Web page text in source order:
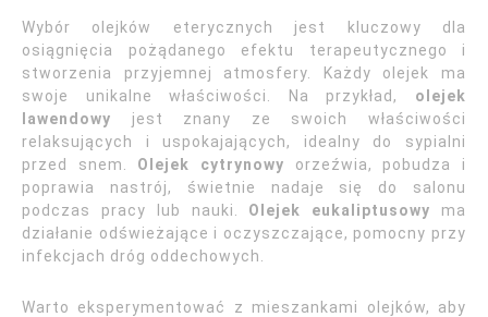
Wybór olejków eterycznych jest kluczowy dla
osiągnięcia pożądanego efektu terapeutycznego i
stworzenia przyjemnej atmosfery. Każdy olejek ma
swoje unikalne właściwości. Na przykład, olejek
lawendowy jest znany ze swoich właściwości
relaksujących i uspokajających, idealny do sypialni
przed snem. Olejek cytrynowy orzeźwia, pobudza i
poprawia nastrój, świetnie nadaje się do salonu
podczas pracy lub nauki. Olejek eukaliptusowy ma
działanie odświeżające i oczyszczające, pomocny przy
infekcjach dróg oddechowych.
Warto eksperymentować z mieszankami olejków, aby